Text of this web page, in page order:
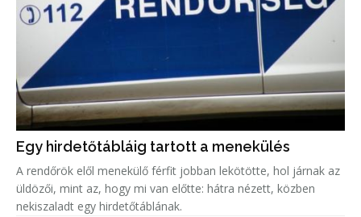
Egy hirdetőtábláig tartott a menekülés
A rendőrök elől menekülő férfit jobban lekötötte, hol járnak az
üldözői, mint az, hogy mi van előtte: hátra nézett, közben
nekiszaladt egy hirdetőtáblának.